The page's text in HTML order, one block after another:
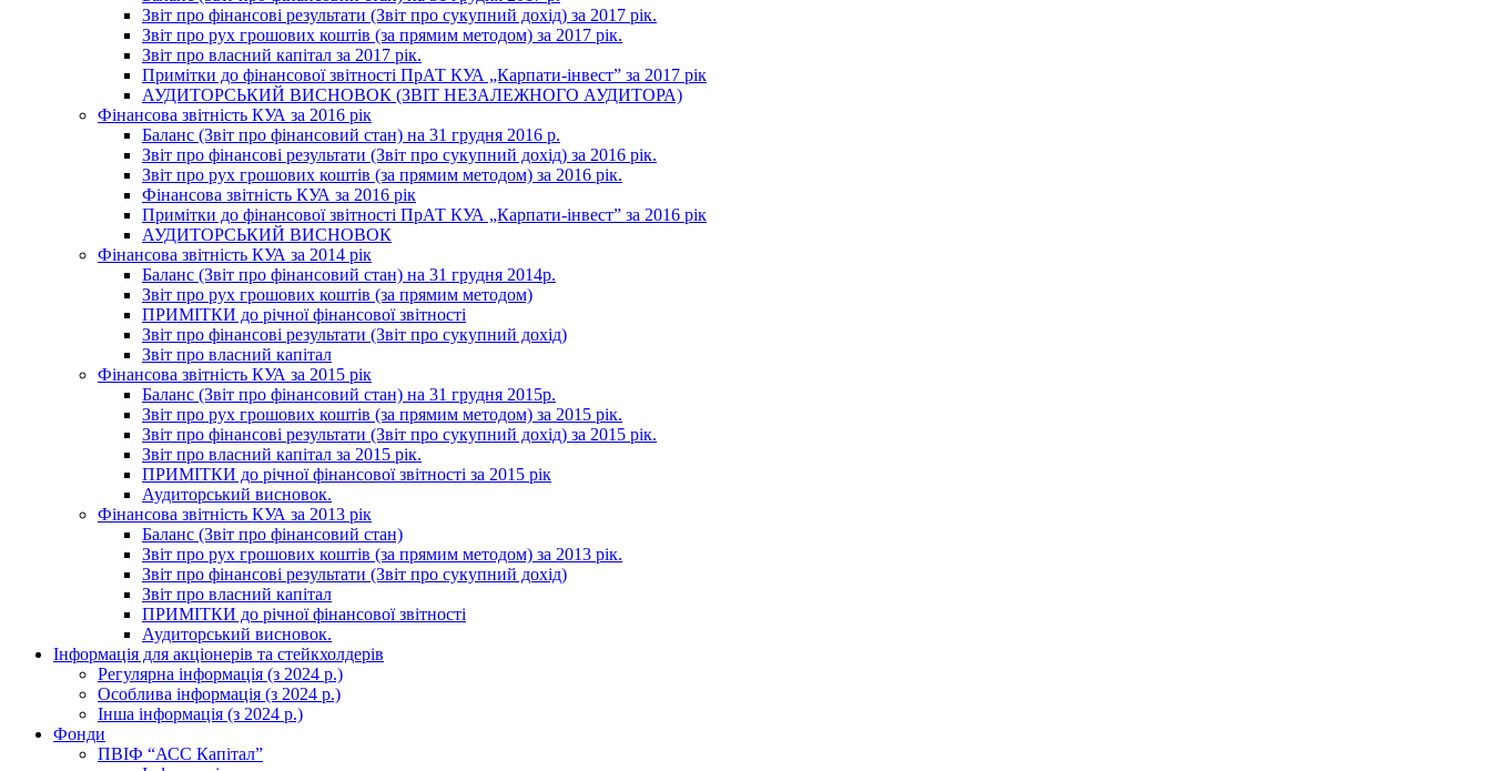
Звіт про фінансові результати (Звіт про сукупний дохід) за 2017 рік.
Звіт про рух грошових коштів (за прямим методом) за 2017 рік.
Звіт про власний капітал за 2017 рік.
Примітки до фінансової звітності ПрАТ КУА „Карпати-інвест” за 2017 рік
АУДИТОРСЬКИЙ ВИСНОВОК (ЗВІТ НЕЗАЛЕЖНОГО АУДИТОРА)
Фінансова звітність КУА за 2016 рік
Баланс (Звіт про фінансовий стан) на 31 грудня 2016 р.
Звіт про фінансові результати (Звіт про сукупний дохід) за 2016 рік.
Звіт про рух грошових коштів (за прямим методом) за 2016 рік.
Фінансова звітність КУА за 2016 рік
Примітки до фінансової звітності ПрАТ КУА „Карпати-інвест” за 2016 рік
АУДИТОРСЬКИЙ ВИСНОВОК
Фінансова звітність КУА за 2014 рік
Баланс (Звіт про фінансовий стан) на 31 грудня 2014р.
Звіт про рух грошових коштів (за прямим методом)
ПРИМІТКИ до річної фінансової звітності
Звіт про фінансові результати (Звіт про сукупний дохід)
Звіт про власний капітал
Фінансова звітність КУА за 2015 рік
Баланс (Звіт про фінансовий стан) на 31 грудня 2015р.
Звіт про рух грошових коштів (за прямим методом) за 2015 рік.
Звіт про фінансові результати (Звіт про сукупний дохід) за 2015 рік.
Звіт про власний капітал за 2015 рік.
ПРИМІТКИ до річної фінансової звітності за 2015 рік
Аудиторський висновок.
Фінансова звітність КУА за 2013 рік
Баланс (Звіт про фінансовий стан)
Звіт про рух грошових коштів (за прямим методом) за 2013 рік.
Звіт про фінансові результати (Звіт про сукупний дохід)
Звіт про власний капітал
ПРИМІТКИ до річної фінансової звітності
Аудиторський висновок.
Інформація для акціонерів та стейкхолдерів
Регулярна інформація (з 2024 р.)
Особлива інформація (з 2024 р.)
Інша інформація (з 2024 р.)
Фонди
ПВІФ “АСС Капітал”